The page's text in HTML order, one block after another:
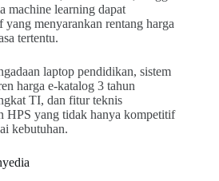
machine learning dapat
menyarankan rentang harga
tertentu.
laptop pendidikan, sistem
harga e-katalog 3 tahun
TI, dan fitur teknis
HPS yang tidak hanya kompetitif
kebutuhan.